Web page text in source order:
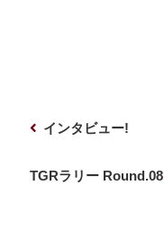
インタビュー!
TGRラリー Round.08